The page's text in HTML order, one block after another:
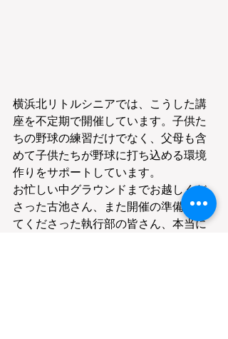
横浜北リトルシニアでは、こうした講
座を不定期で開催しています。子供た
ちの野球の練習だけでなく、父母も含
めて子供たちが野球に打ち込める環境
作りをサポートしています。
お忙しい中グラウンドまでお越しくだ
さった古池さん、また開催の準備をし
てくださった執行部の皆さん、本当に